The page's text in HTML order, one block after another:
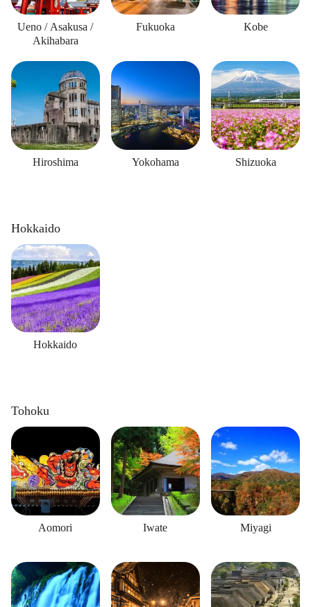
Ueno / Asakusa /
Akihabara
Fukuoka Kobe
Hiroshima Yokohama Shizuoka
Hokkaido
Hokkaido
Tohoku
Aomori Iwate Miyagi